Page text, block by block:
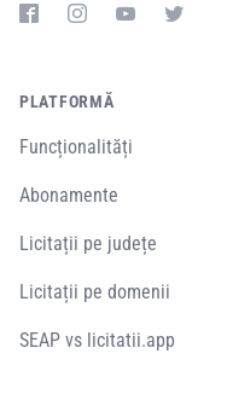
PLATFORMĂ
Funcționalități
Abonamente
Licitații pe județe
Licitații pe domenii
SEAP vs licitatii.app